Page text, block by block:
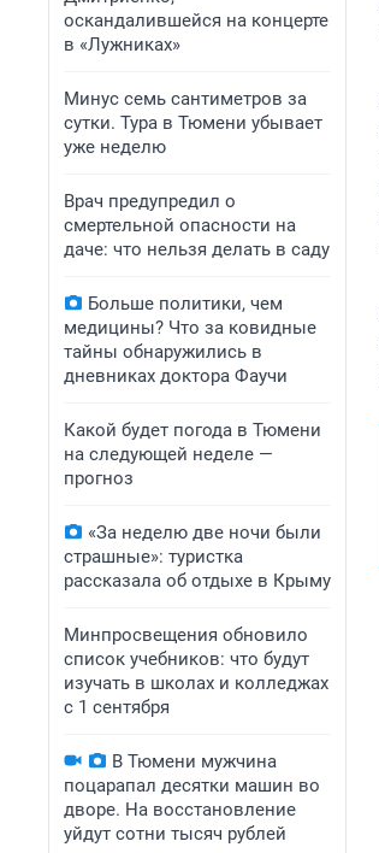
оскандалившейся на концерте
в «Лужниках»
Минус семь сантиметров за
сутки. Тура в Тюмени убывает
уже неделю
Врач предупредил о
смертельной опасности на
даче: что нельзя делать в саду
Больше политики, чем
медицины? Что за ковидные
тайны обнаружились в
дневниках доктора Фаучи
Какой будет погода в Тюмени
на следующей неделе —
прогноз
«За неделю две ночи были
страшные»: туристка
рассказала об отдыхе в Крыму
Минпросвещения обновило
список учебников: что будут
изучать в школах и колледжах
с 1 сентября
В Тюмени мужчина
поцарапал десятки машин во
дворе. На восстановление
уйдут сотни тысяч рублей